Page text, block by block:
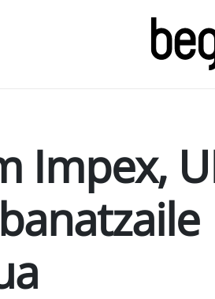
Impex,